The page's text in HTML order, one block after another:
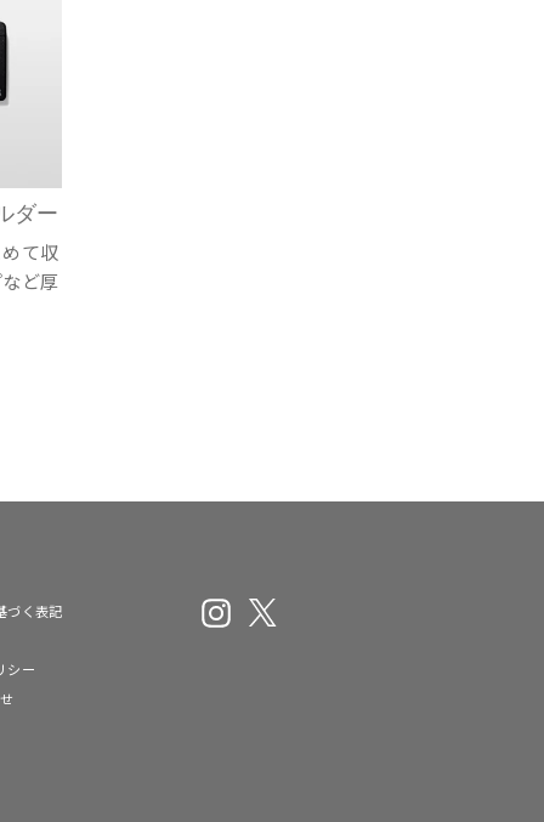
ダー
て収
ど厚
づく表記
シー
Instagram